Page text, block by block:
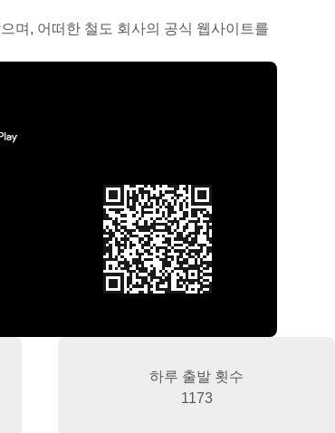
며, 어떠한 철도 회사의 공식 웹사이트를
하루 출발 횟수
1173